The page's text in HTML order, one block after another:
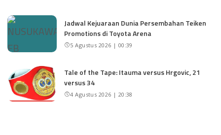
Jadwal Kejuaraan Dunia Persembahan Teiken
Promotions di Toyota Arena
5 Agustus 2026 | 00:39
Tale of the Tape: Itauma versus Hrgovic, 21
versus 34
4 Agustus 2026 | 20:38